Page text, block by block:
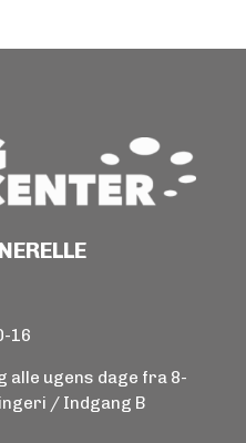
16
ugens dage fra 8-
/ Indgang B